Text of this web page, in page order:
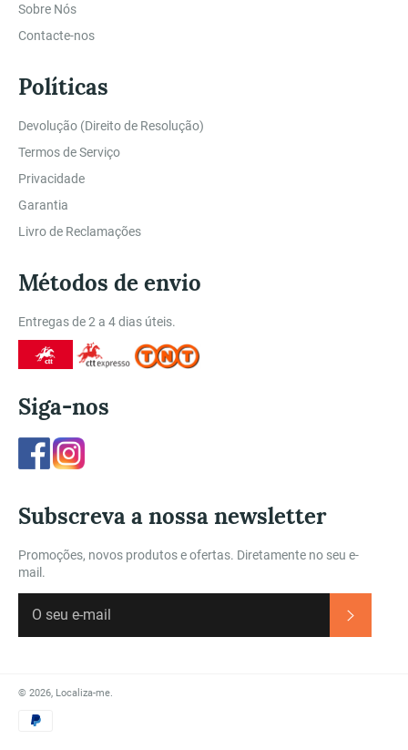
Sobre Nós
Contacte-nos
Políticas
Devolução (Direito de Resolução)
Termos de Serviço
Privacidade
Garantia
Livro de Reclamações
Métodos de envio
Entregas de 2 a 4 dias úteis.
Siga-nos
FacebookInstagram
Subscreva a nossa newsletter
Promoções, novos produtos e ofertas. Diretamente no seu e-
mail.
© 2026, Localiza-me.